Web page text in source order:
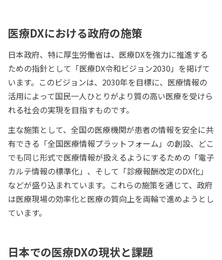
医療DXにおける政府の施策
日本政府、特に厚生労働省は、医療DXを強力に推進する
ための指針として「医療DX令和ビジョン2030」を掲げて
います。このビジョンは、2030年を目標に、医療情報の
活用によって国民一人ひとりがより質の高い医療を受けら
れる社会の実現を目指すものです。
主な施策として、全国の医療機関が患者の情報を安全に共
有できる「全国医療情報プラットフォーム」の創設、どこ
でも同じ形式で医療情報が扱えるようにするための「電子
カルテ情報の標準化」、そして「診療報酬改定のDX化」
などが盛り込まれています。これらの施策を通じて、政府
は医療現場の効率化と医療の質向上を両輪で進めようとし
ています。
日本での医療DXの現状と課題